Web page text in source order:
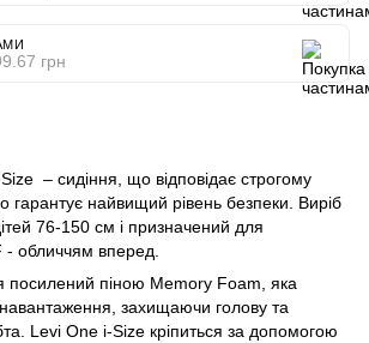
грн
– сидіння, що відповідає строгому
гарантує найвищий рівень безпеки. Виріб
76-150 см і призначений для
- обличчям вперед.
посилений піною Memory Foam, яка
навантаження, захищаючи голову та
Levi One i-Size кріпиться за допомогою